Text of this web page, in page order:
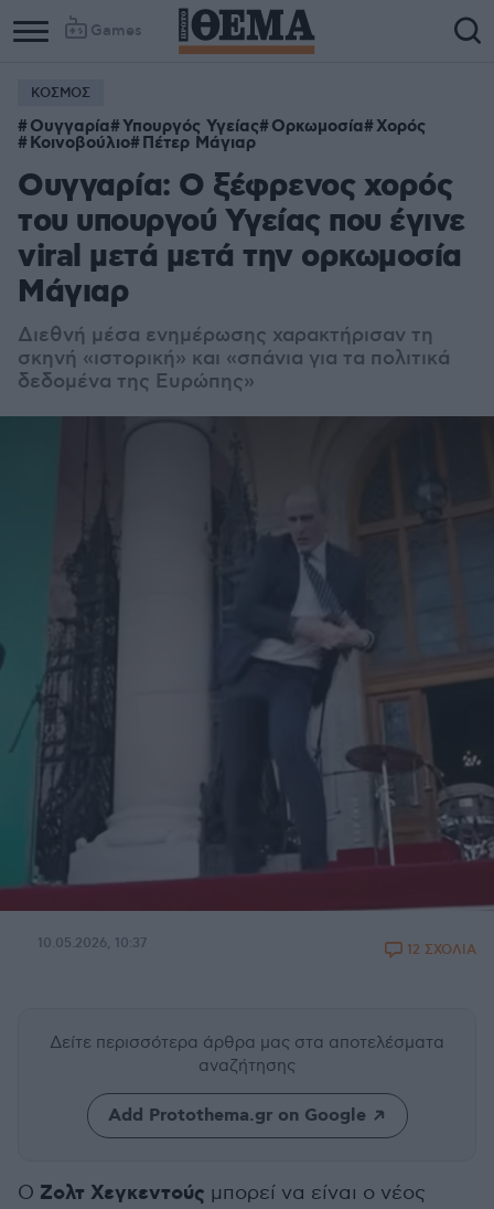
Games
ΚΟΣΜΟΣ
Ουγγαρία Υπουργός Υγείας Ορκωμοσία Χορός
Κοινοβούλιο Πέτερ Μάγιαρ
Ουγγαρία: O ξέφρενος χορός
του υπουργού Υγείας που έγινε
viral μετά μετά την ορκωμοσία
Μάγιαρ
Διεθνή μέσα ενημέρωσης χαρακτήρισαν τη
σκηνή «ιστορική» και «σπάνια για τα πολιτικά
δεδομένα της Ευρώπης»
10.05.2026, 10:37 12 ΣΧΟΛΙΑ
Δείτε περισσότερα άρθρα μας στα αποτελέσματα
αναζήτησης
Add Protothema.gr on Google
Ο Ζολτ Χεγκεντούς μπορεί να είναι ο νέος